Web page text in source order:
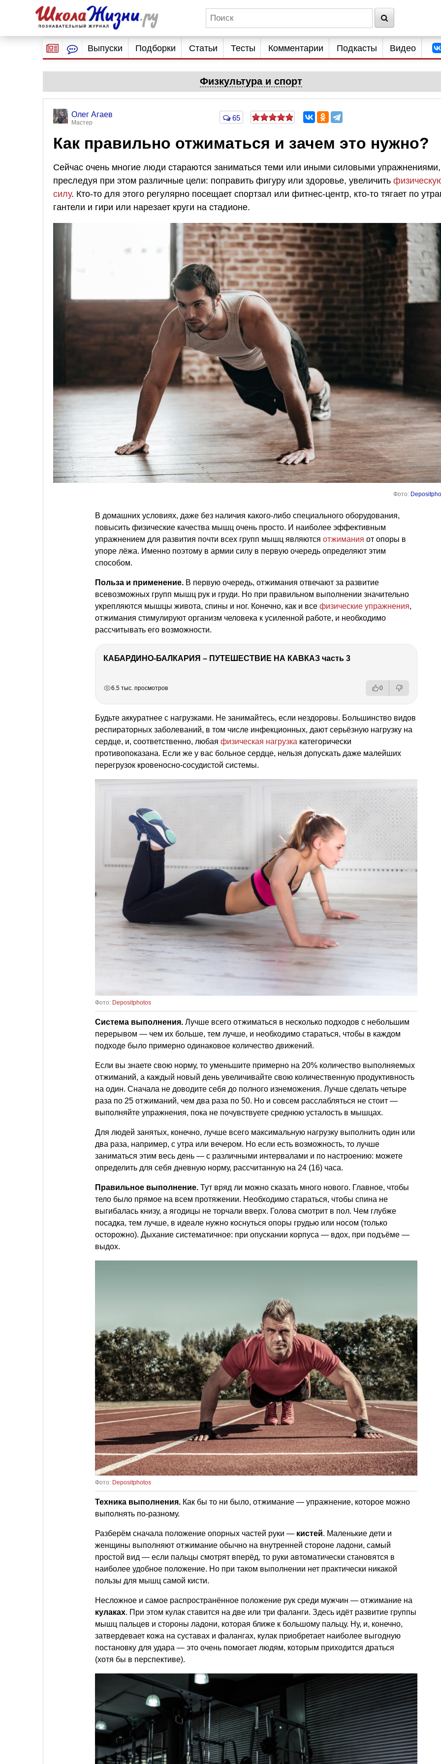
Выпуски Подборки Статьи Тесты Комментарии Подкасты Видео
Физкультура и спорт
Олег Агаев
Мастер
65
Как правильно отжиматься и зачем это нужно?
Сейчас очень многие люди стараются заниматься теми или иными силовыми упражнениями,
преследуя при этом различные цели: поправить фигуру или здоровье, увеличить
силу. Кто-то для этого регулярно посещает спортзал или фитнес-центр, кто-то тягает по
гантели и гири или нарезает круги на стадионе.
Фото:
В домашних условиях, даже без наличия какого-либо специального оборудования,
повысить физические качества мышц очень просто. И наиболее эффективным
упражнением для развития почти всех групп мышц являются отжимания от опоры в
упоре лёжа. Именно поэтому в армии силу в первую очередь определяют этим
способом.
Польза и применение. В первую очередь, отжимания отвечают за развитие
всевозможных групп мышц рук и груди. Но при правильном выполнении значительно
укрепляются мышцы живота, спины и ног. Конечно, как и все физические упражнения,
отжимания стимулируют организм человека к усиленной работе, и необходимо
рассчитывать его возможности.
КАБАРДИНО-БАЛКАРИЯ – ПУТЕШЕСТВИЕ НА КАВКАЗ часть 3
6.5 тыс. просмотров 0
Будьте аккуратнее с нагрузками. Не занимайтесь, если нездоровы. Большинство видов
респираторных заболеваний, в том числе инфекционных, дают серьёзную нагрузку на
сердце, и, соответственно, любая физическая нагрузка категорически
противопоказана. Если же у вас больное сердце, нельзя допускать даже малейших
перегрузок кровеносно-сосудистой системы.
Фото: Depositphotos
Система выполнения. Лучше всего отжиматься в несколько подходов с небольшим
перерывом — чем их больше, тем лучше, и необходимо стараться, чтобы в каждом
подходе было примерно одинаковое количество движений.
Если вы знаете свою норму, то уменьшите примерно на 20% количество выполняемых
отжиманий, а каждый новый день увеличивайте свою количественную продуктивность
на один. Сначала не доводите себя до полного изнеможения. Лучше сделать четыре
раза по 25 отжиманий, чем два раза по 50. Но и совсем расслабляться не стоит —
выполняйте упражнения, пока не почувствуете среднюю усталость в мышцах.
Для людей занятых, конечно, лучше всего максимальную нагрузку выполнить один или
два раза, например, с утра или вечером. Но если есть возможность, то лучше
заниматься этим весь день — с различными интервалами и по настроению: можете
определить для себя дневную норму, рассчитанную на 24 (16) часа.
Правильное выполнение. Тут вряд ли можно сказать много нового. Главное, чтобы
тело было прямое на всем протяжении. Необходимо стараться, чтобы спина не
выгибалась книзу, а ягодицы не торчали вверх. Голова смотрит в пол. Чем глубже
посадка, тем лучше, в идеале нужно коснуться опоры грудью или носом (только
осторожно). Дыхание систематичное: при опускании корпуса — вдох, при подъёме —
выдох.
Фото: Depositphotos
Техника выполнения. Как бы то ни было, отжимание — упражнение, которое можно
выполнять по-разному.
Разберём сначала положение опорных частей руки — кистей. Маленькие дети и
женщины выполняют отжимание обычно на внутренней стороне ладони, самый
простой вид — если пальцы смотрят вперёд, то руки автоматически становятся в
наиболее удобное положение. Но при таком выполнении нет практически никакой
пользы для мышц самой кисти.
Несложное и самое распространённое положение рук среди мужчин — отжимание на
кулаках. При этом кулак ставится на две или три фаланги. Здесь идёт развитие группы
мышц пальцев и стороны ладони, которая ближе к большому пальцу. Ну, и, конечно,
затвердевает кожа на суставах и фалангах, кулак приобретает наиболее выгодную
постановку для удара — это очень помогает людям, которым приходится драться
(хотя бы в перспективе).